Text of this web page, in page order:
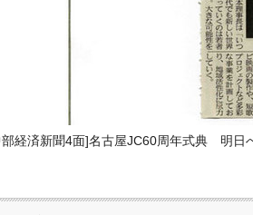
経済新聞4面]名古屋JC60周年式典 明日